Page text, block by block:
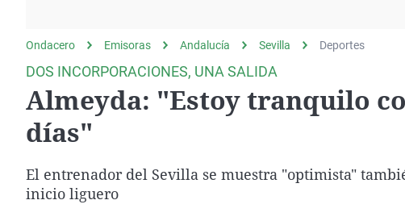
gato
Negra
País Vasco
Ondacero Emisoras Andalucía Sevilla Deportes
DOS INCORPORACIONES, UNA SALIDA
Almeyda: "Estoy tranquilo
días"
El entrenador del Sevilla se muestra "optimista"
inicio liguero